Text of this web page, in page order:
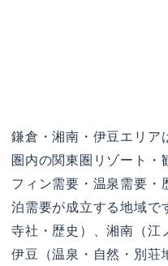
鎌倉・湘南・伊豆エリア
圏内の関東圏リゾート・
フィン需要・温泉需要・
泊需要が成立する地域で
寺社・歴史）、湘南（江
伊豆（温泉・自然・別荘